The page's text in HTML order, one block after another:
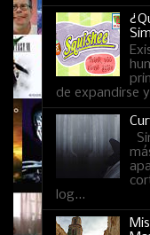
de expandirse
log...